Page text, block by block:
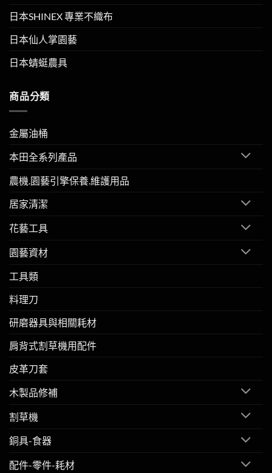
日本SHINEX 專業不織布
日本仙人掌園藝
日本蜻蜓農具
商品分類
金屬油桶
本田全系列產品
農機.園藝引擎保養.維護用品
居家清潔
花藝工具
園藝資材
工具類
料理刀
研磨器具與相關耗材
肩背式割草機用配件
皮革刀套
木製品修補
割草機
銅具-食器
配件-零件-耗材